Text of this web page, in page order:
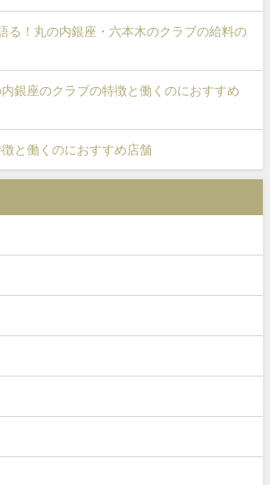
る！丸の内銀座・六本木のクラブの給料の
銀座のクラブの特徴と働くのにおすすめ
と働くのにおすすめ店舗